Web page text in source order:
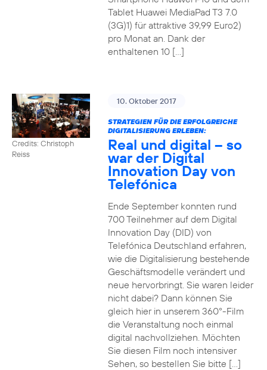
Tablet Huawei MediaPad T3 7.0
(3G)1) für attraktive 39,99 Euro2)
pro Monat an. Dank der
enthaltenen 10 […]
Credits: Christoph
Reiss
10. Oktober 2017
STRATEGIEN FÜR DIE ERFOLGREICHE
DIGITALISIERUNG ERLEBEN:
Real und digital – so
war der Digital
Innovation Day von
Telefónica
Ende September konnten rund
700 Teilnehmer auf dem Digital
Innovation Day (DID) von
Telefónica Deutschland erfahren,
wie die Digitalisierung bestehende
Geschäftsmodelle verändert und
neue hervorbringt. Sie waren leider
nicht dabei? Dann können Sie
gleich hier in unserem 360°-Film
die Veranstaltung noch einmal
digital nachvollziehen. Möchten
Sie diesen Film noch intensiver
Sehen, so bestellen Sie bitte […]